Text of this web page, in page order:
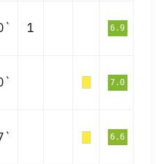
1 6.9
7.0
6.6